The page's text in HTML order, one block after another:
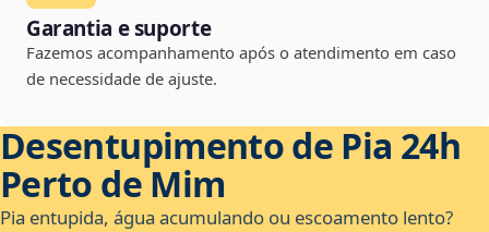
Garantia e suporte
Fazemos acompanhamento após o atendimento em caso
de necessidade de ajuste.
Desentupimento de Pia 24h
Perto de Mim
Pia entupida, água acumulando ou escoamento lento?